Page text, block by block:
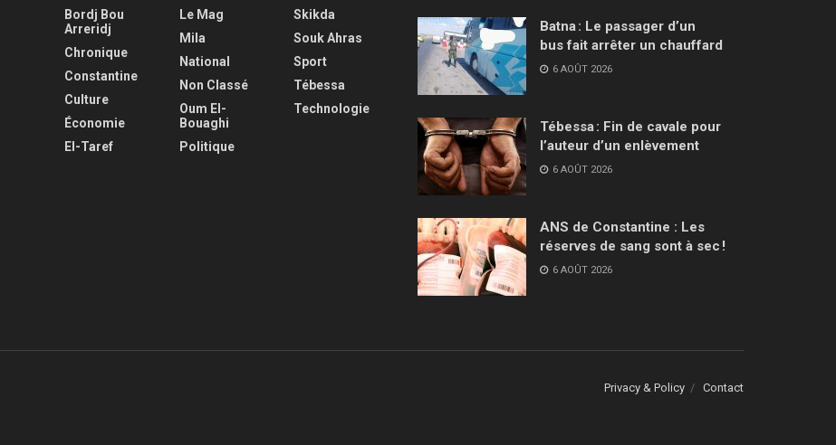
Bordj Bou
Arreridj
Chronique
Constantine
Culture
Économie
El-Taref
Le Mag
Mila
National
Non Classé
Oum El-
Bouaghi
Politique
Skikda
Souk Ahras
Sport
Tébessa
Technologie
Batna : Le passager d’un
bus fait arrêter un chauffard
6 AOÛT 2026
Tébessa : Fin de cavale pour
l’auteur d’un enlèvement
6 AOÛT 2026
ANS de Constantine : Les
réserves de sang sont à sec !
6 AOÛT 2026
Privacy & Policy Contact